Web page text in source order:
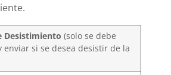
Desistimiento (solo se debe
si se desea desistir de la